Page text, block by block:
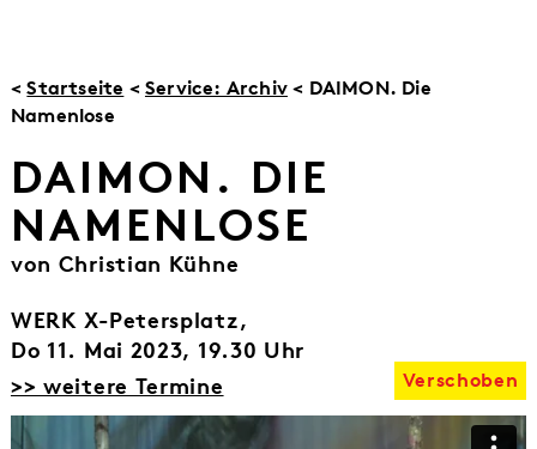
<Startseite < Service: Archiv< DAIMON. Die
Namenlose
DAIMON. DIE
NAMENLOSE
von Christian Kühne
WERK X-Petersplatz,
Do 11. Mai 2023, 19.30 Uhr
Verschoben
>> weitere Termine